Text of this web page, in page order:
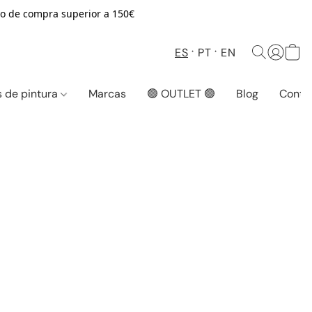
de compra superior a 150€
ES PT EN
de pintura Marcas 🟢 OUTLET 🟢 Blog